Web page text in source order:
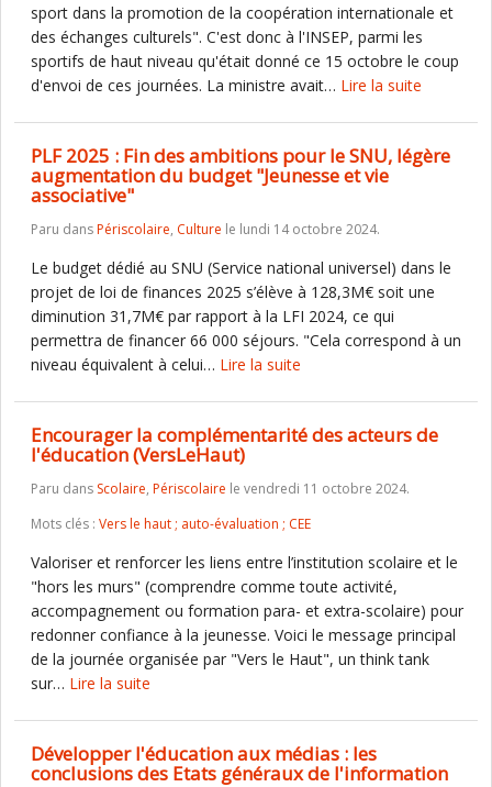
sport dans la promotion de la coopération internationale et
des échanges culturels". C'est donc à l'INSEP, parmi les
sportifs de haut niveau qu'était donné ce 15 octobre le coup
d'envoi de ces journées. La ministre avait… Lire la suite
PLF 2025 : Fin des ambitions pour le SNU, légère
augmentation du budget "Jeunesse et vie
associative"
Paru dansPériscolaire, Culture le lundi 14 octobre 2024.
Le budget dédié au SNU (Service national universel) dans le
projet de loi de finances 2025 s’élève à 128,3M€ soit une
diminution 31,7M€ par rapport à la LFI 2024, ce qui
permettra de financer 66 000 séjours. "Cela correspond à un
niveau équivalent à celui… Lire la suite
Encourager la complémentarité des acteurs de
l'éducation (VersLeHaut)
Paru dans Scolaire, Périscolaire le vendredi 11 octobre 2024.
Mots clés : Vers le haut ; auto-évaluation ; CEE
Valoriser et renforcer les liens entre l’institution scolaire et le
"hors les murs" (comprendre comme toute activité,
accompagnement ou formation para- et extra-scolaire) pour
redonner confiance à la jeunesse. Voici le message principal
de la journée organisée par "Vers le Haut", un think tank
sur… Lire la suite
Développer l'éducation aux médias : les
conclusions des Etats généraux de l'information